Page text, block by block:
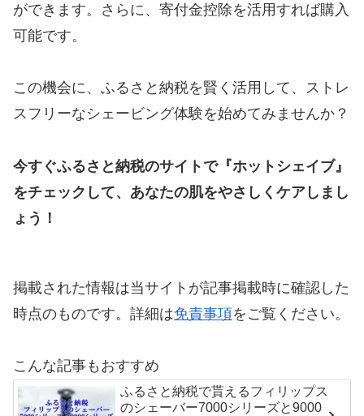
ができます。さらに、寄付金控除を活用すれば購入
可能です。
この機会に、ふるさと納税を賢く活用して、ストレ
スフリーなシェービング体験を始めてみませんか？
今すぐふるさと納税のサイトで『ホットシェイブ』
をチェックして、あなたの肌をやさしくケアしまし
ょう！
掲載された情報は当サイトが記事掲載時に確認した
時点のものです。詳細は免責事項をご覧ください。
こんな記事もおすすめ
ふるさと納税で貰えるフィリップス
のシェーバー7000シリーズと9000